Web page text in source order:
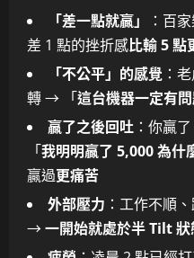
「差一點就贏」 ：百
差 1 點的挫折感比輸 5 點
「不公平」的感覺 ：
轉 → 「這台機器一定有問
贏了之後回吐 ：你贏
「我明明贏了 5,000 為什
贏過更痛苦
外部壓力 ：工作不順
→一開始就處於半 Tilt 狀